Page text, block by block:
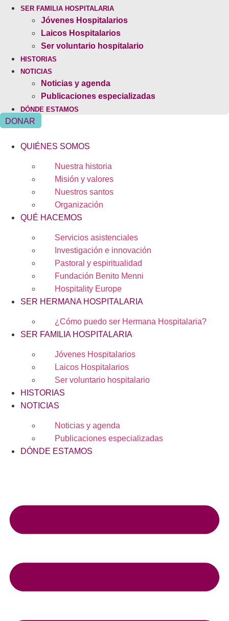
SER FAMILIA HOSPITALARIA
Jóvenes Hospitalarios
Laicos Hospitalarios
Ser voluntario hospitalario
HISTORIAS
NOTICIAS
Noticias y agenda
Publicaciones especializadas
DÓNDE ESTAMOS
DONAR
QUIÉNES SOMOS
Nuestra historia
Misión y valores
Nuestros santos
Organización
QUÉ HACEMOS
Servicios asistenciales
Investigación e innovación
Pastoral y espiritualidad
Fundación Benito Menni
Hospitality Europe
SER HERMANA HOSPITALARIA
¿Cómo puedo ser Hermana Hospitalaria?
SER FAMILIA HOSPITALARIA
Jóvenes Hospitalarios
Laicos Hospitalarios
Ser voluntario hospitalario
HISTORIAS
NOTICIAS
Noticias y agenda
Publicaciones especializadas
DÓNDE ESTAMOS